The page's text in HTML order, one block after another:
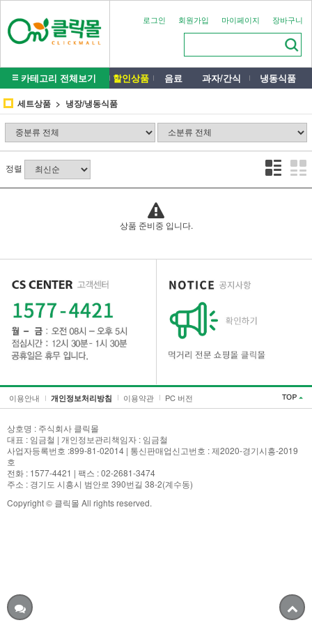
로그인 회원가입 마이페이지 장바구니
카테고리 전체보기 할인상품 음료 과자/간식 냉동식품
세트상품 냉장/냉동식품
정렬
상품 준비중 입니다.
이용안내 개인정보처리방침 이용약관 PC 버전
상호명 : 주식회사 클릭몰
대표 : 임금철 | 개인정보관리책임자 : 임금철
사업자등록번호 :899-81-02014 | 통신판매업신고번호 : 제2020-경기시흥-2019
호
전화 : 1577-4421 | 팩스 : 02-2681-3474
주소 : 경기도 시흥시 범안로 390번길 38-2(계수동)
Copyright © 클릭몰 All rights reserved.